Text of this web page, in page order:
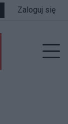
Zaloguj się